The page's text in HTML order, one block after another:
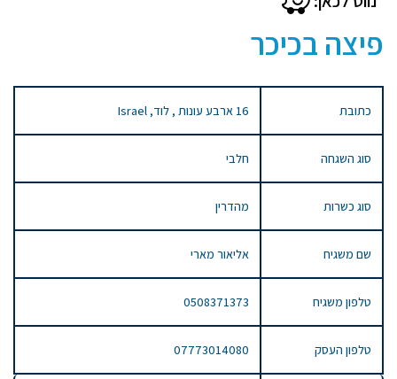
פיצה בכיכר
כתובת 16 ארבע עונות , לוד, Israel
סוג השגחה חלבי
סוג כשרות מהדרין
שם משגיח אליאור מארי
טלפון משגיח 0508371373
טלפון העסק 07773014080